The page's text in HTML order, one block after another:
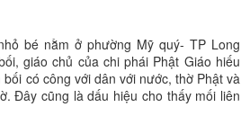
bé nằm ở phường Mỹ quý- TP Long
giáo chủ của chi phái Phật Giáo hiếu
có công với dân với nước, thờ Phật và
Đây cũng là dấu hiệu cho thấy mối liên